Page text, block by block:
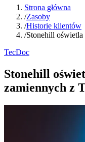
Strona główna
/Zasoby
/Historie klientów
/Stonehill
TecDoc
Stonehill
zamiennych z